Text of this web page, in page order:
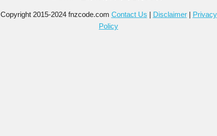
Copyright 2015-2024 fnzcode.com Contact Us | Disclaimer| Privacy
Policy